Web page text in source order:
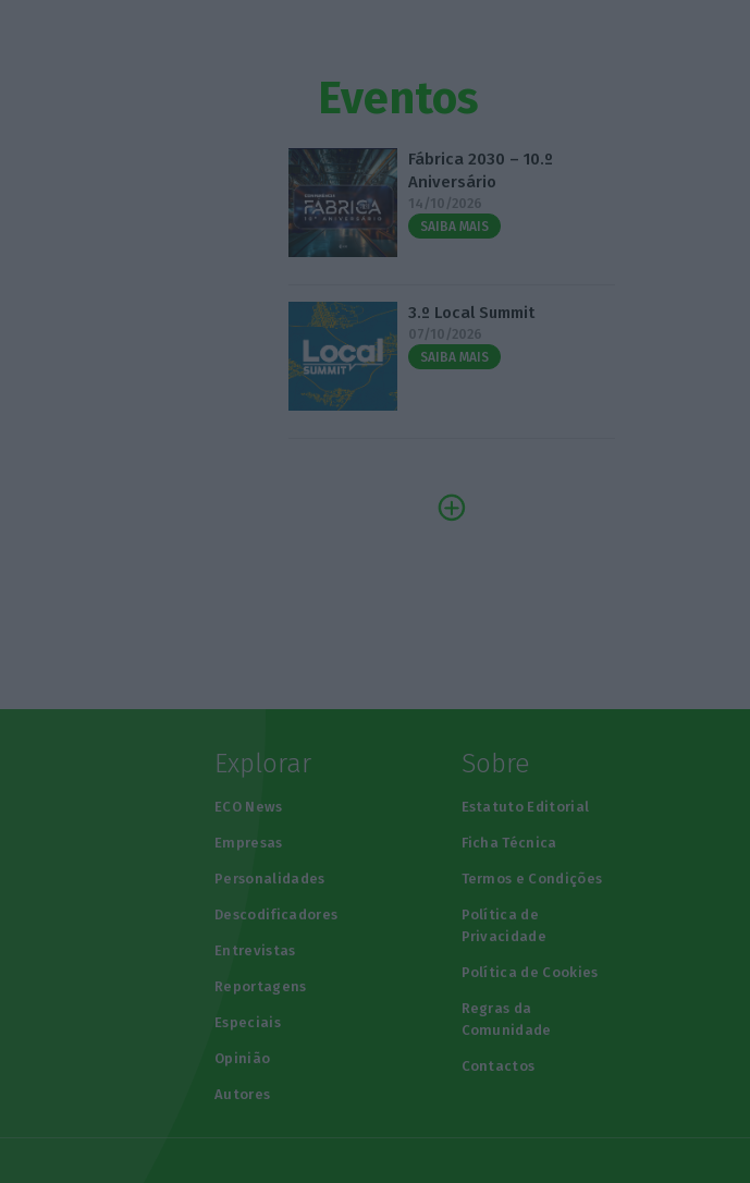
Eventos
Fábrica 2030 – 10.º
Aniversário
14/10/2026
SAIBA MAIS
3.º Local Summit
07/10/2026
SAIBA MAIS
Explorar
ECO News
Empresas
Personalidades
Descodificadores
Entrevistas
Reportagens
Especiais
Opinião
Autores
Sobre
Estatuto Editorial
Ficha Técnica
Termos e Condições
Política de
Privacidade
Política de Cookies
Regras da
Comunidade
Contactos